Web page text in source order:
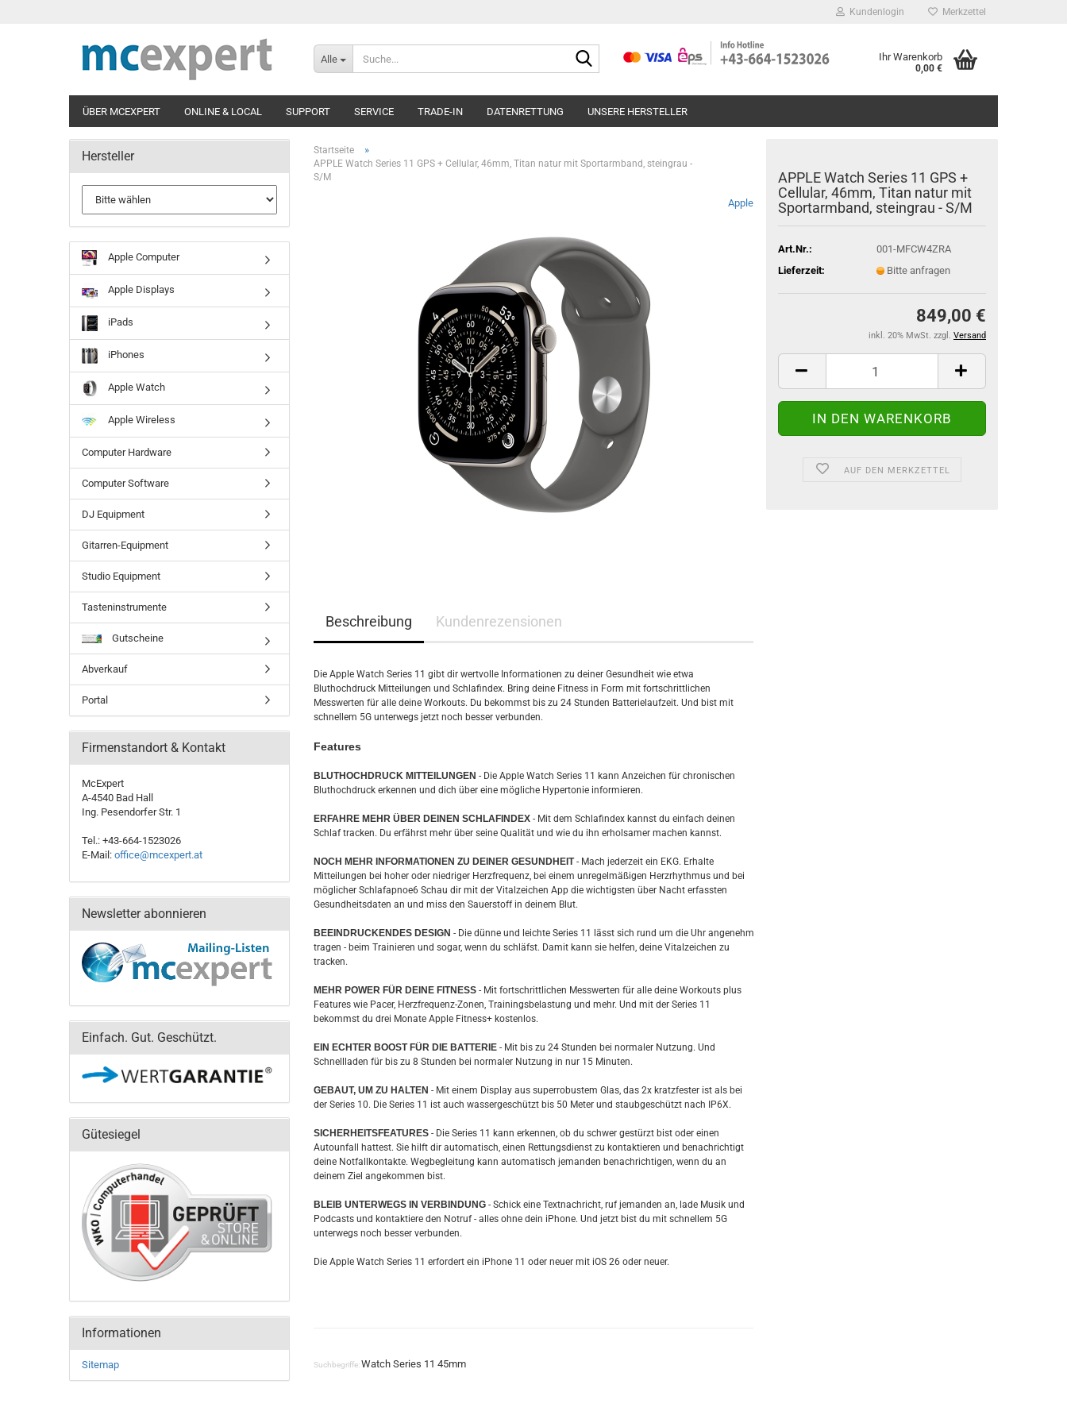
Kundenlogin Merkzettel
Alle
Suche...
Ihr Warenkorb
0,00 €
ÜBER MCEXPERT ONLINE & LOCAL SUPPORT SERVICE TRADE-IN DATENRETTUNG UNSERE HERSTELLER
Startseite »
APPLE Watch Series 11 GPS + Cellular, 46mm, Titan natur mit Sportarmband, steingrau -
S/M
Apple
APPLE Watch Series 11 GPS +
Cellular, 46mm, Titan natur mit
Sportarmband, steingrau - S/M
Art.Nr.:
001-MFCW4ZRA
Lieferzeit:
Bitte anfragen
849,00 €
inkl. 20% MwSt. zzgl. Versand
AUF DEN MERKZETTEL
Beschreibung Kundenrezensionen
Die Apple Watch Series 11 gibt dir wertvolle Informationen zu deiner Gesundheit wie etwa
Bluthochdruck Mitteilungen und Schlafindex. Bring deine Fitness in Form mit fortschrittlichen
Messwerten für alle deine Workouts. Du bekommst bis zu 24 Stunden Batterielaufzeit. Und bist mit
schnellem 5G unterwegs jetzt noch besser verbunden.
Features
BLUTHOCHDRUCK MITTEILUNGEN - Die Apple Watch Series 11 kann Anzeichen für chronischen
Bluthochdruck erkennen und dich über eine mögliche Hypertonie informieren.
ERFAHRE MEHR ÜBER DEINEN SCHLAFINDEX- Mit dem Schlafindex kannst du einfach deinen
Schlaf tracken. Du erfährst mehr über seine Qualität und wie du ihn erholsamer machen kannst.
NOCH MEHR INFORMATIONEN ZU DEINER GESUNDHEIT- Mach jederzeit ein EKG. Erhalte
Mitteilungen bei hoher oder niedriger Herzfrequenz, bei einem unregelmäßigen Herzrhythmus und bei
möglicher Schlafapnoe6 Schau dir mit der Vitalzeichen App die wichtigsten über Nacht erfassten
Gesundheitsdaten an und miss den Sauerstoff in deinem Blut.
BEEINDRUCKENDES DESIGN - Die dünne und leichte Series 11 lässt sich rund um die Uhr angenehm
tragen - beim Trainieren und sogar, wenn du schläfst. Damit kann sie helfen, deine Vital­zeichen zu
tracken.
MEHR POWER FÜR DEINE FITNESS- Mit fortschrittlichen Messwerten für alle deine Workouts plus
Features wie Pacer, Herzfrequenz-Zonen, Trainingsbelastung und mehr. Und mit der Series 11
bekommst du drei Monate Apple Fitness+ kostenlos.
EIN ECHTER BOOST FÜR DIE BATTERIE- Mit bis zu 24 Stunden bei normaler Nutzung. Und
Schnellladen für bis zu 8 Stunden bei normaler Nutzung in nur 15 Minuten.
GEBAUT, UM ZU HALTEN - Mit einem Display aus superrobustem Glas, das 2x kratzfester ist als bei
der Series 10. Die Series 11 ist auch wassergeschützt bis 50 Meter und staubgeschützt nach IP6X.
SICHERHEITSFEATURES- Die Series 11 kann erkennen, ob du schwer gestürzt bist oder einen
Autounfall hattest. Sie hilft dir automatisch, einen Rettungsdienst zu kontaktieren und benachrichtigt
deine Notfallkontakte. Wegbegleitung kann automatisch jemanden benachrichtigen, wenn du an
deinem Ziel angekommen bist.
BLEIB UNTERWEGS IN VERBINDUNG- Schick eine Textnachricht, ruf jemanden an, lade Musik und
Podcasts und kontaktiere den Notruf - alles ohne dein iPhone. Und jetzt bist du mit schnellem 5G
unterwegs noch besser verbunden.
Die Apple Watch Series 11 erfordert ein iPhone 11 oder neuer mit iOS 26 oder neuer.
Suchbegriffe:Watch Series 11 45mm
Hersteller
Apple Computer
Apple Displays
iPads
iPhones
Apple Watch
Apple Wireless
Computer Hardware
Computer Software
DJ Equipment
Gitarren-Equipment
Studio Equipment
Tasteninstrumente
Gutscheine
Abverkauf
Portal
Firmenstandort & Kontakt
McExpert
A-4540 Bad Hall
Ing. Pesendorfer Str. 1
Tel.: +43-664-1523026
E-Mail: office@mcexpert.at
Newsletter abonnieren
Einfach. Gut. Geschützt.
Gütesiegel
Informationen
Sitemap